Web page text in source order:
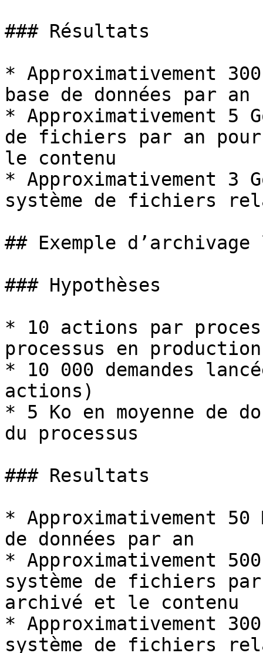
### Résultats
* Approximativement
base de données par an
* Approximativement 5
de fichiers par an
le contenu
* Approximativement 3
système de fichiers
## Exemple
### Hypothèses
* 10 actions par
processus en production
* 10 000 demandes
actions)
* 5 Ko en moyenne de
du processus
### Resultats
* Approximativement 50
de données par an
* Approximativement
système de fichiers
archivé et le contenu
* Approximativement
système de fichiers